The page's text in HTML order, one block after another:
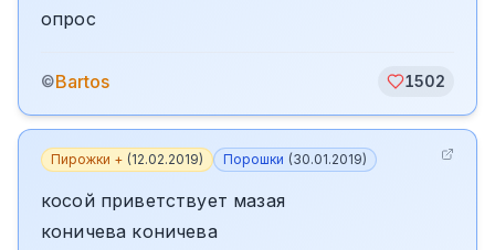
опрос
©Bartos 1502
Пирожки + (12.02.2019) Порошки (30.01.2019)
косой приветствует мазая
коничева коничева